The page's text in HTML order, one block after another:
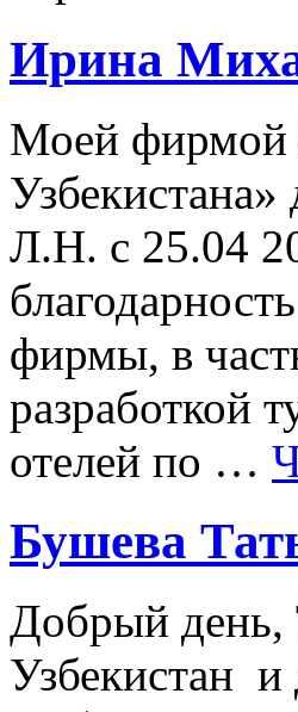
Ирина
Моей фирмой
Л.Н. с 25.04
фирмы, в
разработкой
отелей по …
Бушева
Добрый день,
Узбекистан и